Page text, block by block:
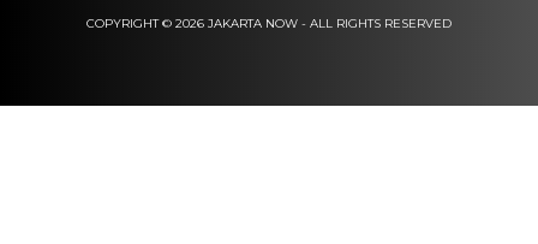
COPYRIGHT © 2026 JAKARTA NOW - ALL RIGHTS RESERVED